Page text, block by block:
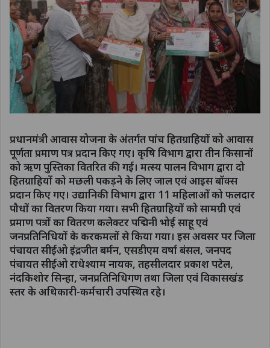
प्रधानमंत्री आवास योजना के अंतर्गत पांच हितग्राहियों को आवास
पूर्णता प्रमाण पत्र प्रदान किए गए। कृषि विभाग द्वारा तीन किसानों
को ऋण पुस्तिका वितरित की गई। मत्स्य पालन विभाग द्वारा दो
हितग्राहियों को मछली पकड़ने के लिए जाल एवं आइस बॉक्स
प्रदान किए गए। उद्यानिकी विभाग द्वारा 11 महिलाओं को फलदार
पौधों का वितरण किया गया। सभी हितग्राहियों को सामग्री एवं
प्रमाण पत्रों का वितरण कलेक्टर पद्मिनी भोई साहू एवं
जनप्रतिनिधियों के करकमलों से किया गया। इस अवसर पर जिला
पंचायत सीईओ इंद्रजीत बर्मन, एसडीएम वर्षा बंसल, जनपद
पंचायत सीईओ राधेश्याम नायक, तहसीलदार प्रकाश पटेल,
नंदकिशोर सिन्हा, जनप्रतिनिधिगण तथा जिला एवं विकासखंड
स्तर के अधिकारी-कर्मचारी उपस्थित रहे।